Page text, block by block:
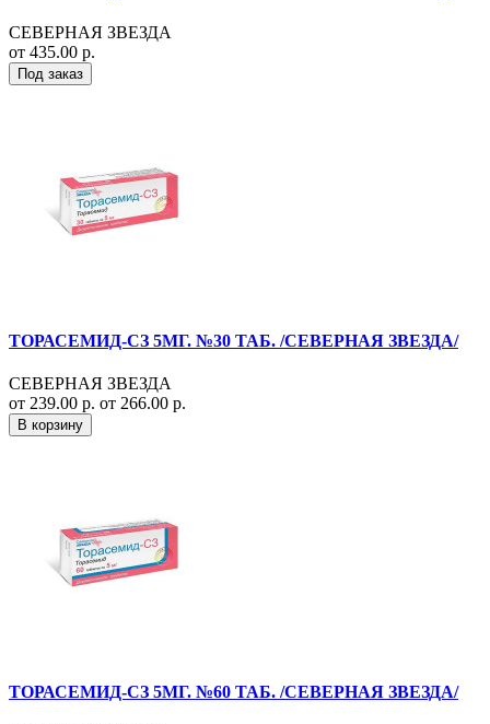
СЕВЕРНАЯ ЗВЕЗДА
от 435.00 р.
Под заказ
ТОРАСЕМИД-СЗ 5МГ. №30 ТАБ. /СЕВЕРНАЯ ЗВЕЗДА/
СЕВЕРНАЯ ЗВЕЗДА
от 239.00 р. от 266.00 р.
В корзину
ТОРАСЕМИД-СЗ 5МГ. №60 ТАБ. /СЕВЕРНАЯ ЗВЕЗДА/